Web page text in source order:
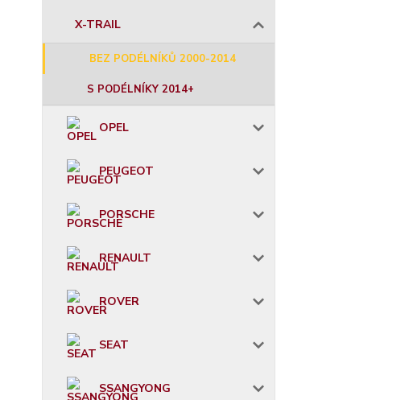
X-TRAIL
BEZ PODÉLNÍKŮ 2000-2014
S PODÉLNÍKY 2014+
OPEL
PEUGEOT
PORSCHE
RENAULT
ROVER
SEAT
SSANGYONG